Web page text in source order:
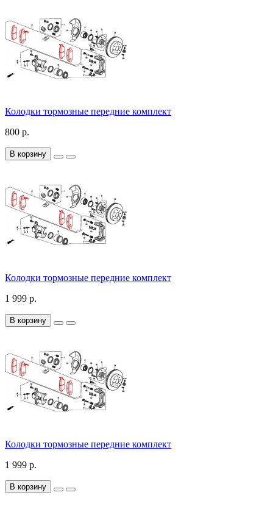
Колодки тормозные передние комплект
800 р.
В корзину
Колодки тормозные передние комплект
1 999 р.
В корзину
Колодки тормозные передние комплект
1 999 р.
В корзину